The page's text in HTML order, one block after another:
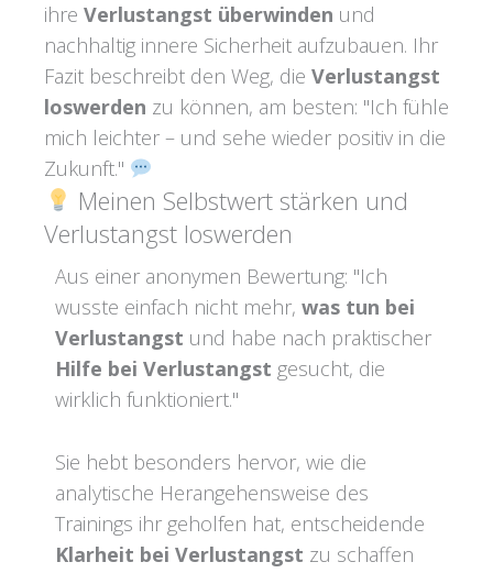
ihre Verlustangst überwinden und
nachhaltig innere Sicherheit aufzubauen. Ihr
Fazit beschreibt den Weg, die Verlustangst
loswerden zu können, am besten: "Ich fühle
mich leichter – und sehe wieder positiv in die
Zukunft."
Meinen Selbstwert stärken und
Verlustangst loswerden
Aus einer anonymen Bewertung: "Ich
wusste einfach nicht mehr, was tun bei
Verlustangst und habe nach praktischer
Hilfe bei Verlustangst gesucht, die
wirklich funktioniert."
Sie hebt besonders hervor, wie die
analytische Herangehensweise des
Trainings ihr geholfen hat, entscheidende
Klarheit bei Verlustangst zu schaffen